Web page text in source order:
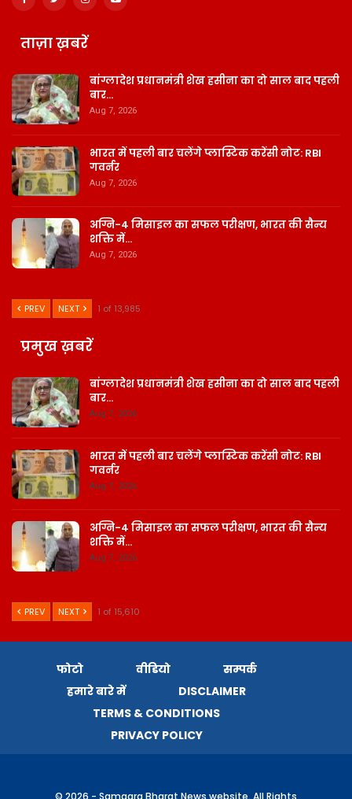
ताज़ा ख़बरें
बांग्लादेश प्रधानमंत्री शेख हसीना का दो साल बाद पहली
बार…
Aug 7, 2026
भारत में पहली बार चलेंगे प्लास्टिक करेंसी नोट: RBI
गवर्नर
Aug 7, 2026
अग्नि-4 मिसाइल का सफल परीक्षण, भारत की सैन्य
शक्ति में…
Aug 7, 2026
PREV NEXT 1 of 13,985
प्रमुख ख़बरें
बांग्लादेश प्रधानमंत्री शेख हसीना का दो साल बाद पहली
बार…
Aug 7, 2026
भारत में पहली बार चलेंगे प्लास्टिक करेंसी नोट: RBI
गवर्नर
Aug 7, 2026
अग्नि-4 मिसाइल का सफल परीक्षण, भारत की सैन्य
शक्ति में…
Aug 7, 2026
PREV NEXT 1 of 15,610
फोटो वीडियो
सम्पर्क
हमारे बारे में
DISCLAIMER
TERMS & CONDITIONS
PRIVACY POLICY
© 2026 - Samagra Bharat News website. All Rights